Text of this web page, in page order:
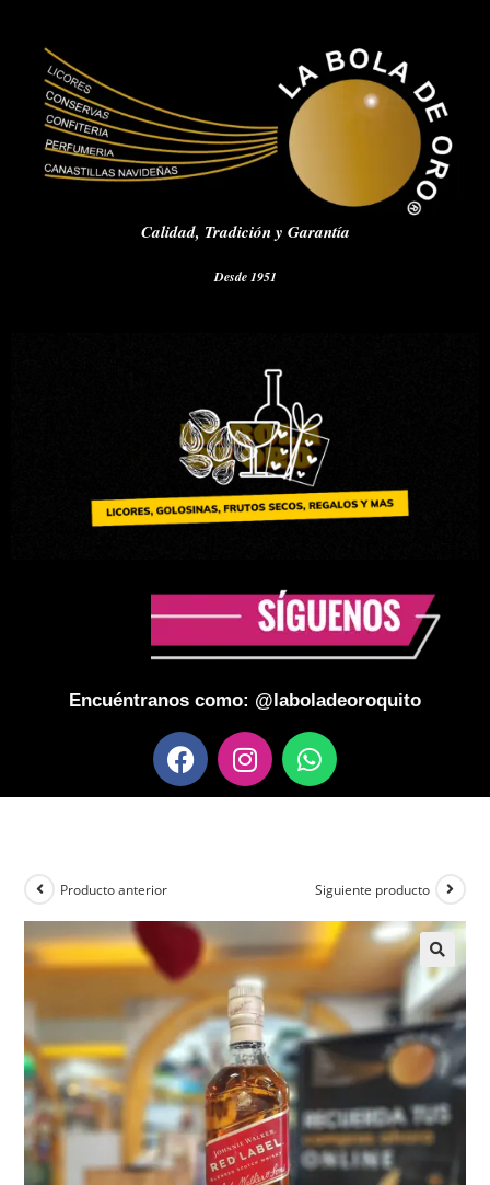
Calidad, Tradición y Garantía
Desde 1951
Encuéntranos como: @laboladeoroquito
Producto anterior Siguiente producto